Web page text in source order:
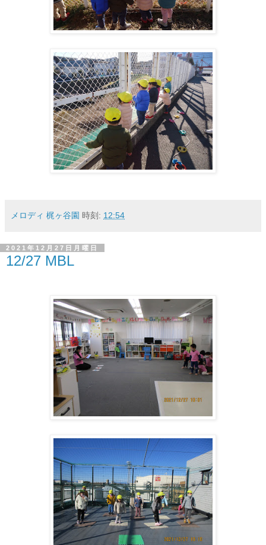
メロディ 梶ヶ谷園 時刻: 12:54
2021年12月27日月曜日
12/27 MBL